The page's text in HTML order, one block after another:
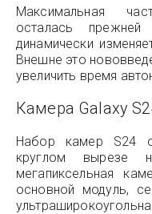
Максимальная
осталась
динамически
Внешне это
увеличить время
Камера Galaxy
Набор камер S24
круглом вырезе
мегапиксельная
основной модуль,